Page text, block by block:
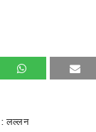
: लल्लन